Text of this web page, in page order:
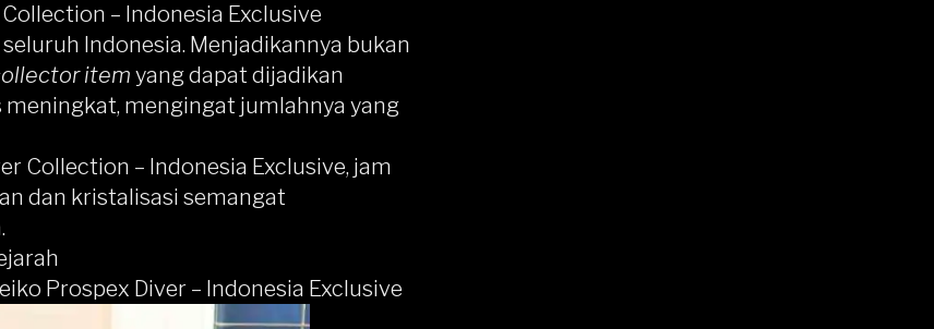
– Indonesia Exclusive
Indonesia. Menjadikannya bukan
item yang dapat dijadikan
mengingat jumlahnya yang
Collection – Indonesia Exclusive, jam
dan kristalisasi semangat
Prospex Diver – Indonesia Exclusive